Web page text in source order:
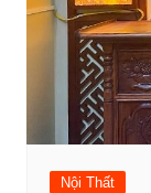
Nội Thất